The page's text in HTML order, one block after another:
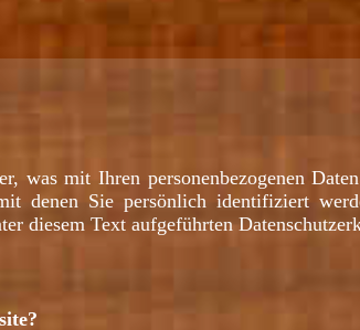
was mit Ihren personenbezogenen
denen Sie persönlich identifiziert
diesem Text aufgeführten